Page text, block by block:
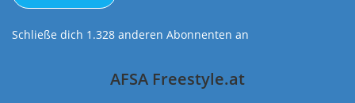
Schließe dich 1.328 anderen Abonnenten an
AFSA Freestyle.at